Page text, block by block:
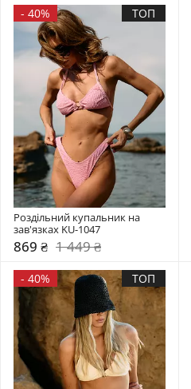
- 40% ТОП
Роздільний купальник на
зав'язках KU-1047
869 ₴ 1 449 ₴
- 40% ТОП